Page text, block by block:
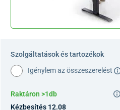
Szolgáltatások és tartozékok
Igénylem az összeszerelést
Raktáron >1db
Kézbesítés 12.08